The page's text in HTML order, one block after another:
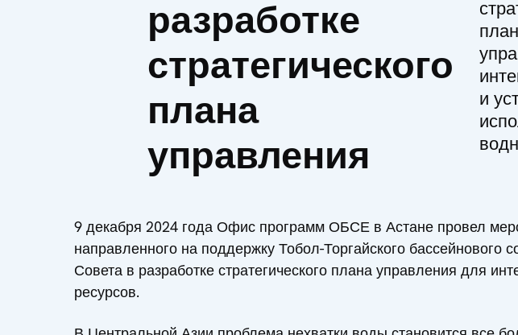
разработке
стратегического
плана
управления
и
9 декабря 2024 года Офис программ ОБСЕ в Астане провел
направленного на поддержку Тобол-Торгайского
Совета в разработке стратегического плана управления для
ресурсов.